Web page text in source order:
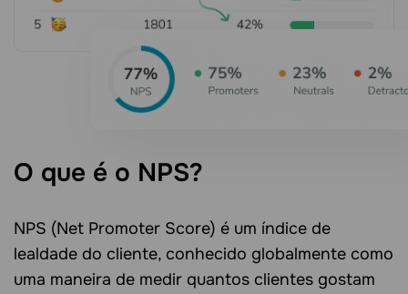
O que é o NPS?
NPS (Net Promoter Score) é um índice de
lealdade do cliente, conhecido globalmente como
uma maneira de medir quantos clientes gostam